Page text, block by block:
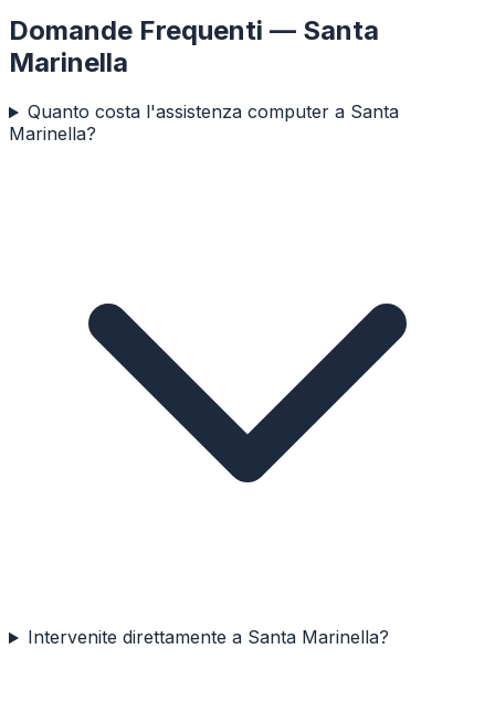
Domande Frequenti — Santa
Marinella
Quanto costa l'assistenza computer a Santa
Marinella?
Intervenite direttamente a Santa Marinella?